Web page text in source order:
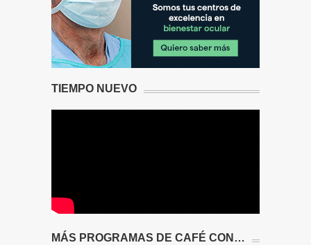
TIEMPO NUEVO
MÁS PROGRAMAS DE CAFÉ CON…